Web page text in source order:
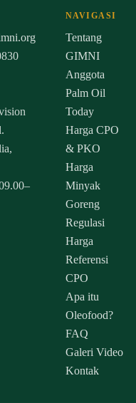
NAVIGASI
Tentang
GIMNI
Anggota
Palm Oil
Today
Harga CPO
& PKO
Harga
Minyak
Goreng
Regulasi
Harga
Referensi
CPO
Apa itu
Oleofood?
FAQ
Galeri Video
Kontak